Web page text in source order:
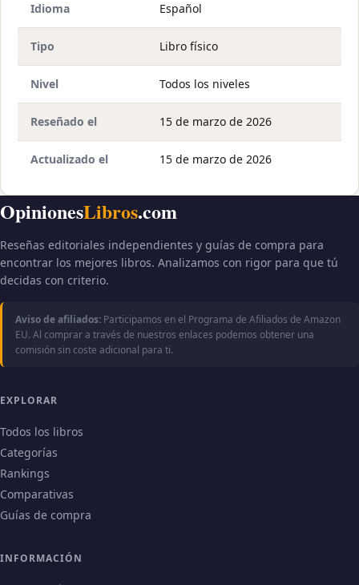
Idioma Español
Tipo Libro físico
Nivel Todos los niveles
Reseñado el 15 de marzo de 2026
Actualizado el 15 de marzo de 2026
OpinionesLibros.com
Reseñas editoriales independientes y guías de compra para
encontrar los mejores libros. Analizamos con rigor para que tú
decidas con criterio.
Aviso de afiliados: Participamos en el Programa de Afiliados de Amazon
EU. Al comprar a través de nuestros enlaces podemos obtener una
comisión sin coste adicional para ti.
EXPLORAR
Todos los libros
Categorías
Rankings
Comparativas
Guías de compra
INFORMACIÓN